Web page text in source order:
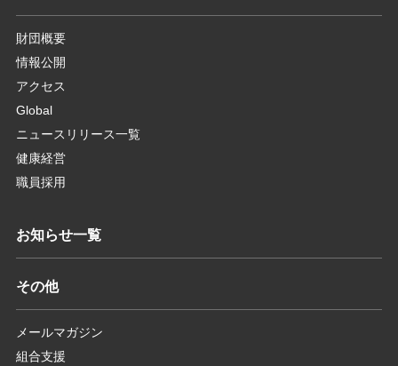
財団概要
情報公開
アクセス
Global
ニュースリリース一覧
健康経営
職員採用
お知らせ一覧
その他
メールマガジン
組合支援